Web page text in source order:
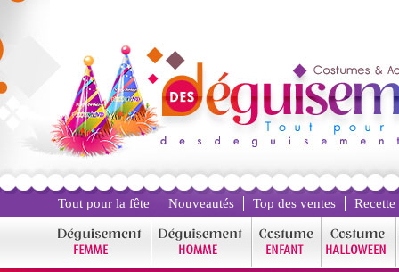
Tout pour la fête Nouveautés Top des ventes